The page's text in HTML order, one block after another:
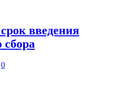
введения
сбора
0